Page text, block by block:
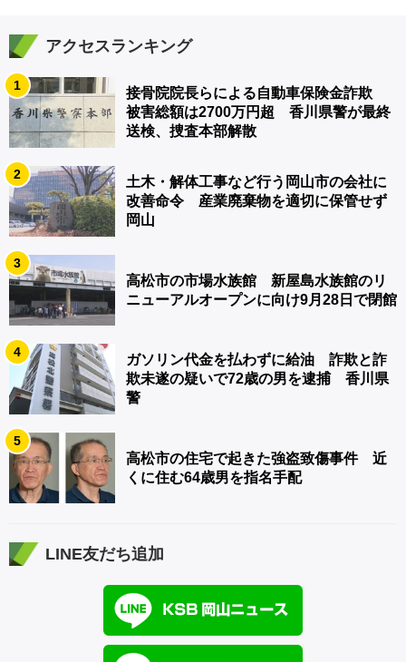
アクセスランキング
1
接骨院院長らによる自動車保険金詐欺
被害総額は2700万円超 香川県警が最終
送検、捜査本部解散
2
土木・解体工事など行う岡山市の会社に
改善命令 産業廃棄物を適切に保管せず
岡山
3
高松市の市場水族館 新屋島水族館のリ
ニューアルオープンに向け9月28日で閉館
4
ガソリン代金を払わずに給油 詐欺と詐
欺未遂の疑いで72歳の男を逮捕 香川県
警
5
高松市の住宅で起きた強盗致傷事件 近
くに住む64歳男を指名手配
LINE友だち追加